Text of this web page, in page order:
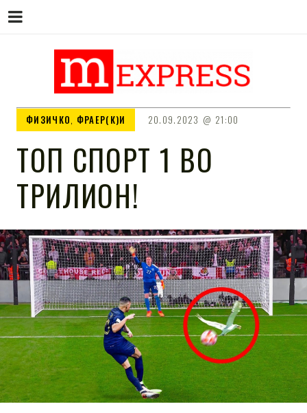
M EXPRESS
Сител
ФИЗИЧКО, ФРАЕР(К)И 20.09.2023 21:00
ТОП СПОРТ 1 ВО
ТРИЛИОН!